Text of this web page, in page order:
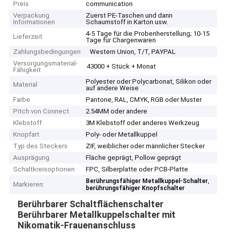
Preis
communication
Verpackung
Informationen
Zuerst PE-Taschen und dann
Schaumstoff in Karton usw.
Lieferzeit
4-5 Tage für die Probenherstellung; 10-15
Tage für Chargenwaren
Zahlungsbedingungen
Western Union, T/T, PAYPAL
Versorgungsmaterial-
Fähigkeit
43000 + Stück + Monat
Material
Polyester oder Polycarbonat, Silikon oder
auf andere Weise
Farbe
Pantone, RAL, CMYK, RGB oder Muster
Pitch von Connect
2.54MM oder andere
Klebstoff
3M Klebstoff oder anderes Werkzeug
Knopfart
Poly- oder Metallkuppel
Typ des Steckers
ZIF, weiblicher oder männlicher Stecker
Ausprägung
Fläche geprägt, Pollow geprägt
Schaltkreisoptionen
FPC, Silberplatte oder PCB-Platte
Markieren:
Berührungsfähiger Metallkuppel-Schalter,
berührungsfähiger Knopfschalter
Berührbarer Schaltflächenschalter
Berührbarer Metallkuppelschalter mit
Nikomatik-Frauenanschluss